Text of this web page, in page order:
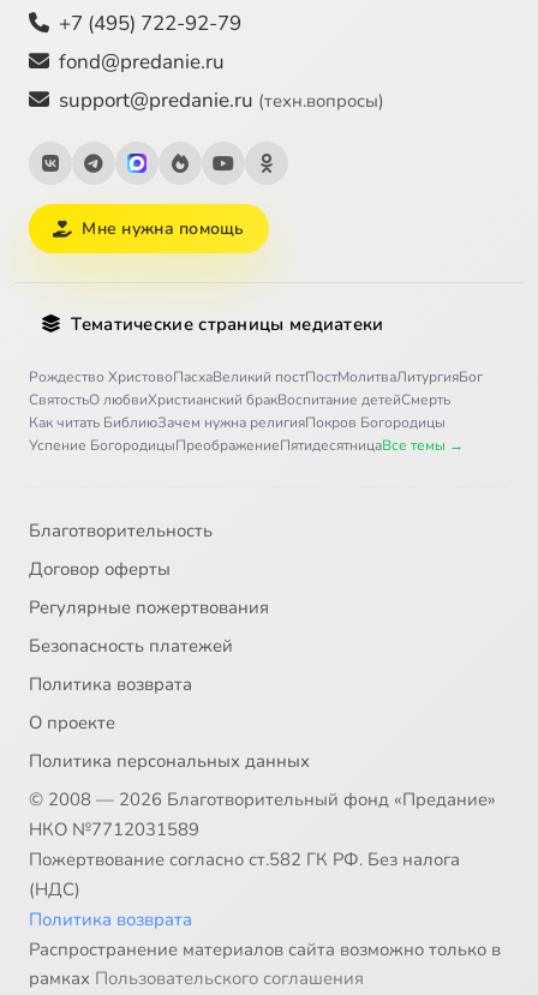
+7 (495) 722-92-79
fond@predanie.ru
support@predanie.ru (техн.вопросы)
Мне нужна помощь
Тематические страницы медиатеки
Рождество ХристовоПасхаВеликий постПостМолитваЛитургияБог
СвятостьО любвиХристианский бракВоспитание детейСмерть
Как читать БиблиюЗачем нужна религияПокров Богородицы
Успение БогородицыПреображениеПятидесятницаВсе темы →
Благотворительность
Договор оферты
Регулярные пожертвования
Безопасность платежей
Политика возврата
О проекте
Политика персональных данных
© 2008 — 2026 Благотворительный фонд «Предание»
НКО №7712031589
Пожертвование согласно ст.582 ГК РФ. Без налога
(НДС)
Политика возврата
Распространение материалов сайта возможно только в
рамках Пользовательского соглашения